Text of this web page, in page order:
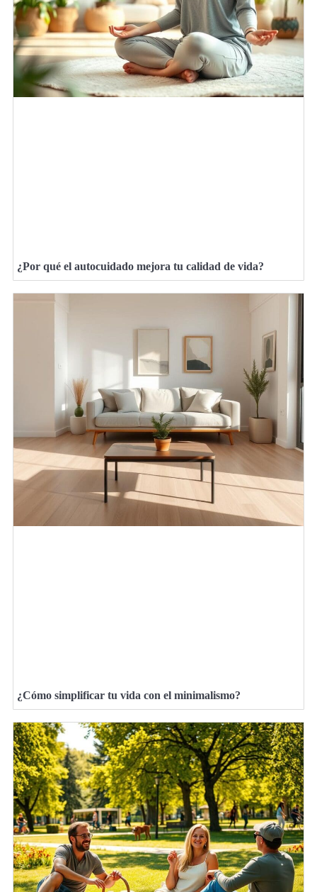
¿Por qué el autocuidado mejora tu calidad de vida?
¿Cómo simplificar tu vida con el minimalismo?